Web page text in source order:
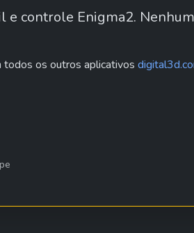
e controle Enigma2. Nenhum
todos os outros aplicativos